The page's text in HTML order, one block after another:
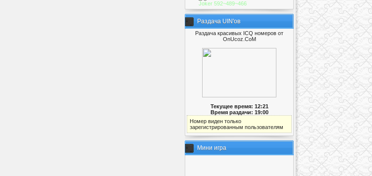
Joker 592~489~466
Раздача UIN'ов
Раздача красивых ICQ номеров от
OnUcoz.CoM
Текущее время: 12:21
Время раздачи: 19:00
Номер виден только
зарегистрированным пользователям
Мини игра